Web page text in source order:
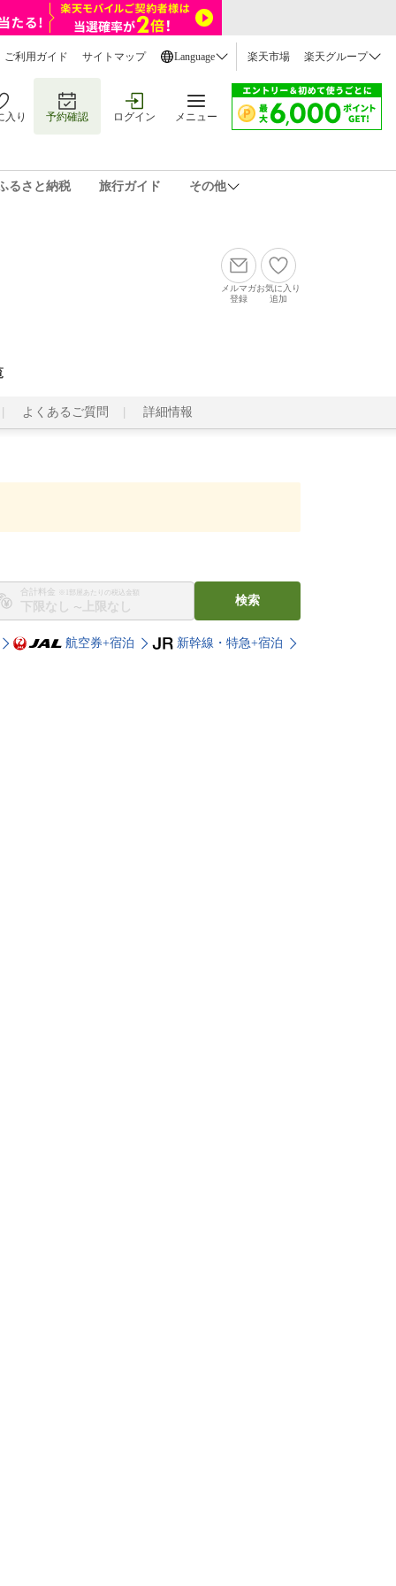
ご利用ガイド サイトマップ Language 楽天市場 楽天グループ
入り 予約確認 ログイン メニュー
るさと納税 旅行ガイド その他
メルマガ
登録
お気に入り
追加
よくあるご質問 詳細情報
合計料金 ※1部屋あたりの税込金額
〜
検索
航空券+宿泊 新幹線・特急+宿泊